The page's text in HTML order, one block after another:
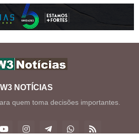
W3 NOTÍCIAS
quem toma decisões importantes.